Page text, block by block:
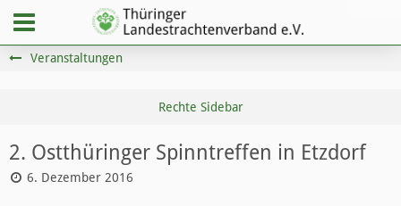
Veranstaltungen
2. Ostthüringer Spinntreffen in Etzdorf ​
6. Dezember 2016